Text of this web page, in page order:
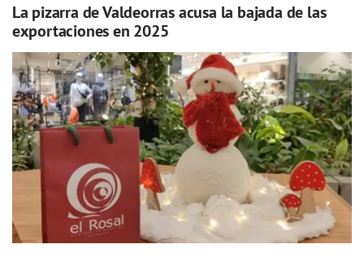
La pizarra de Valdeorras acusa la bajada de las
exportaciones en 2025